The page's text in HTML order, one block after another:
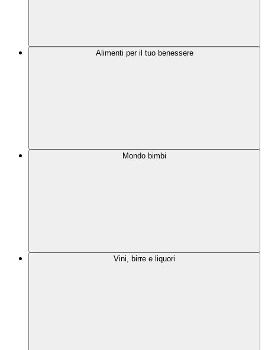
Alimenti per il tuo benessere
Mondo bimbi
Vini, birre e liquori